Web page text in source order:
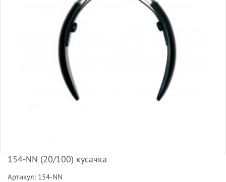
154-NN (20/100) кусачка
Артикул: 154-NN